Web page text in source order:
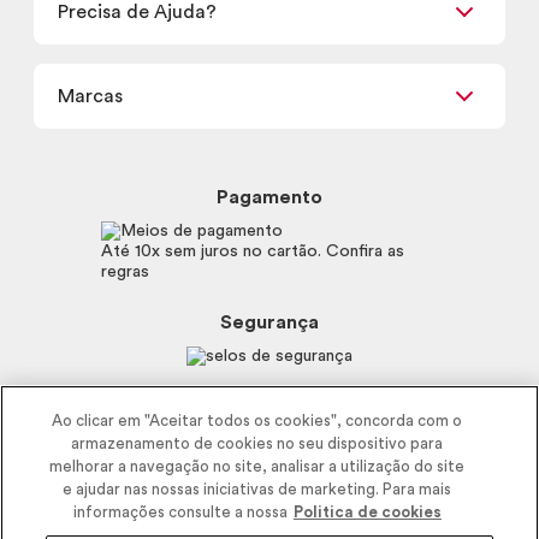
Nossas Lojas
Código de defesa do consumidor
Trabalhe com a gente
Recomendações Covid19
Precisa de Ajuda?
Frete e Entrega
Fale Conosco
E-mail
Marcas
Pagamento
Até 10x sem juros no cartão. Confira as
regras
Segurança
Ao clicar em "Aceitar todos os cookies", concorda com o
armazenamento de cookies no seu dispositivo para
melhorar a navegação no site, analisar a utilização do site
e ajudar nas nossas iniciativas de marketing. Para mais
informações consulte a nossa
Politica de cookies